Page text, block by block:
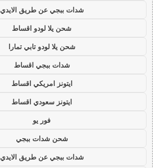
شدات ببجي عن طريق الايدي
شحن يلا لودو اقساط
شحن يلا لودو تابي تمارا
شدات ببجي اقساط
ايتونز امريكي اقساط
ايتونز سعودي اقساط
فور يو
شحن شدات ببجي
شدات ببجي عن طريق الايدي